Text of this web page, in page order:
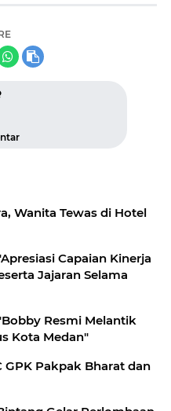
Wanita Tewas di Hotel
Capaian Kinerja
Jajaran Selama
Resmi Melantik
Kota Medan"
GPK Pakpak Bharat dan